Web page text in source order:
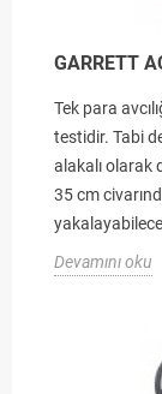
GARRETT
Tek para
testidir. Tabi
alakalı olarak
35 cm
Devamını oku